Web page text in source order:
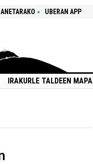
UBERAN APP
IRAKURLE TALDEEN MAPA